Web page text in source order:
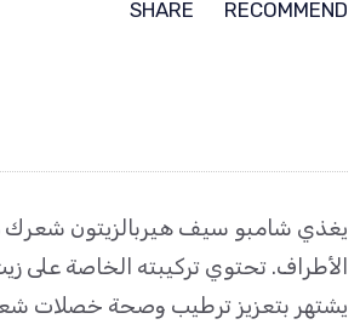
RECOMMEND
SHARE
يغذي شامبو سيف هيربالزيتون شعرك
الأطراف. تحتوي تركيبته الخاصة على
يشتهر بتعزيز ترطيب وصحة خصلات